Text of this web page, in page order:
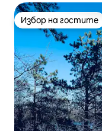
Избор на гостите
Избор на гостите